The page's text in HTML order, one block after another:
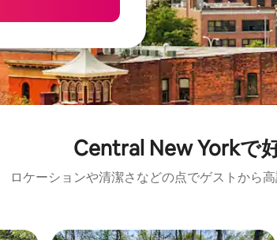
Central New Yorkで
ロケーションや清潔さなどの点でゲストから